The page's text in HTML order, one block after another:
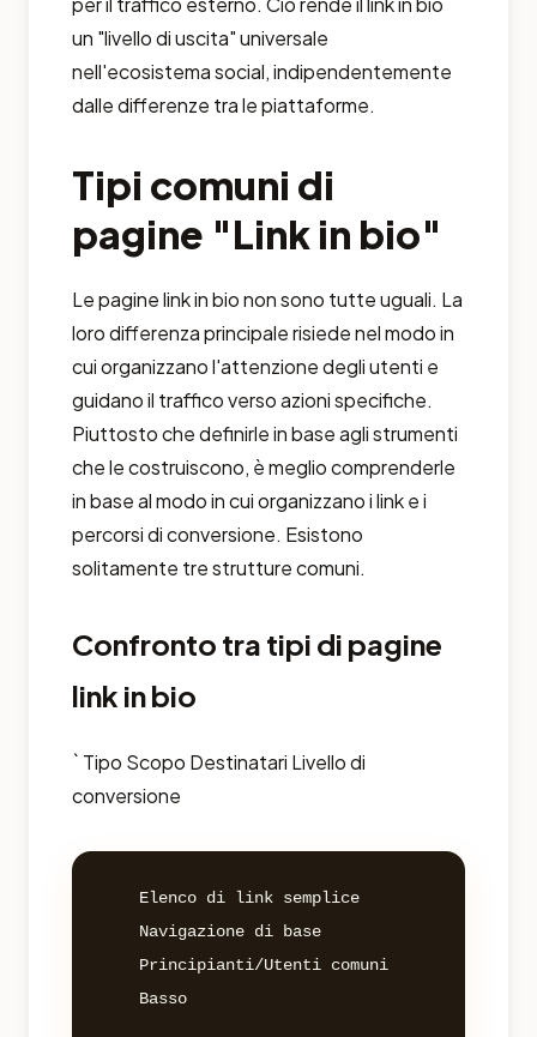
un "livello di uscita" universale
nell'ecosistema social, indipendentemente
dalle differenze tra le piattaforme.
Tipi comuni di
pagine "Link in bio"
Le pagine link in bio non sono tutte uguali. La
loro differenza principale risiede nel modo in
cui organizzano l'attenzione degli utenti e
guidano il traffico verso azioni specifiche.
Piuttosto che definirle in base agli strumenti
che le costruiscono, è meglio comprenderle
in base al modo in cui organizzano i link e i
percorsi di conversione. Esistono
solitamente tre strutture comuni.
Confronto tra tipi di pagine
link in bio
` Tipo Scopo Destinatari Livello di
conversione